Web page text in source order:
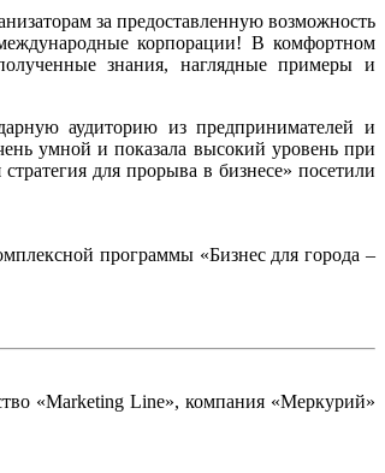
за предоставленную возможность
корпорации! В комфортном
знания, наглядные примеры и
аудиторию из предпринимателей и
умной и показала высокий уровень при
для прорыва в бизнесе» посетили
программы «Бизнес для города –
«Marketing Line», компания «Меркурий»